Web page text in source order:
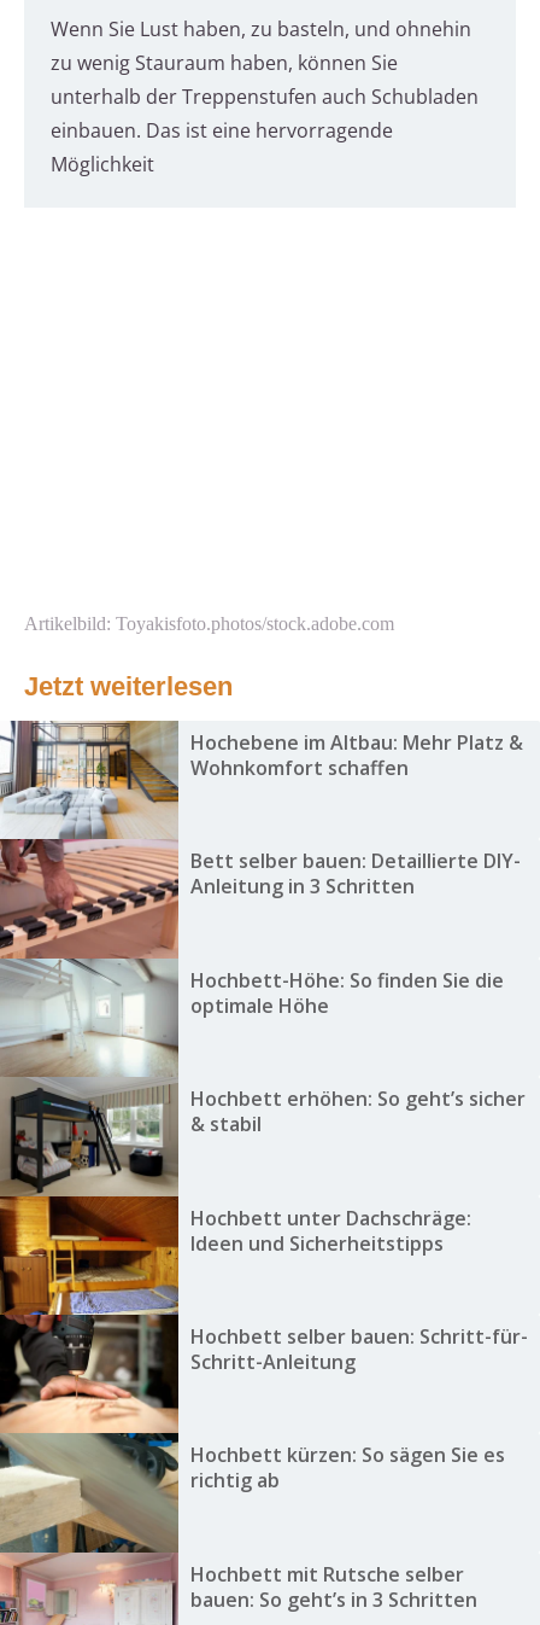
Wenn Sie Lust haben, zu basteln, und ohnehin
zu wenig Stauraum haben, können Sie
unterhalb der Treppenstufen auch Schubladen
einbauen. Das ist eine hervorragende
Möglichkeit
Artikelbild: Toyakisfoto.photos/stock.adobe.com
Jetzt weiterlesen
Hochebene im Altbau: Mehr Platz &
Wohnkomfort schaffen
Bett selber bauen: Detaillierte DIY-
Anleitung in 3 Schritten
Hochbett-Höhe: So finden Sie die
optimale Höhe
Hochbett erhöhen: So geht’s sicher
& stabil
Hochbett unter Dachschräge:
Ideen und Sicherheitstipps
Hochbett selber bauen: Schritt-für-
Schritt-Anleitung
Hochbett kürzen: So sägen Sie es
richtig ab
Hochbett mit Rutsche selber
bauen: So geht’s in 3 Schritten